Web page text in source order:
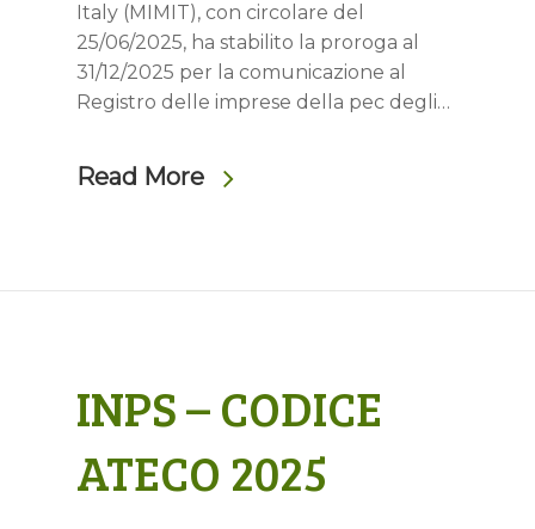
Italy (MIMIT), con circolare del
25/06/2025, ha stabilito la proroga al
31/12/2025 per la comunicazione al
Registro delle imprese della pec degli…
Read More
INPS – CODICE
ATECO 2025